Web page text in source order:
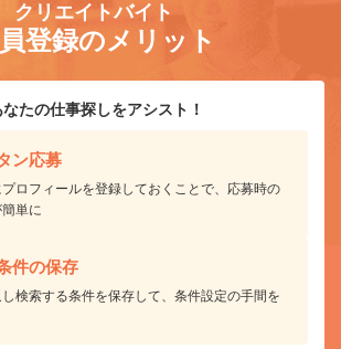
クリエイトバイト
登録のメリット
たの仕事探しをアシスト！
ン応募
ロフィールを登録しておくことで、応募時の
単に
件の保存
検索する条件を保存して、条件設定の手間を